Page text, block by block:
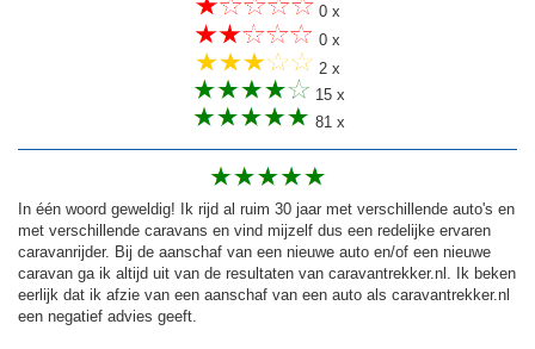
0 x
0 x
2 x
15 x
81 x
In één woord geweldig! Ik rijd al ruim 30 jaar met verschillende auto's en
met verschillende caravans en vind mijzelf dus een redelijke ervaren
caravanrijder. Bij de aanschaf van een nieuwe auto en/of een nieuwe
caravan ga ik altijd uit van de resultaten van caravantrekker.nl. Ik beken
eerlijk dat ik afzie van een aanschaf van een auto als caravantrekker.nl
een negatief advies geeft.